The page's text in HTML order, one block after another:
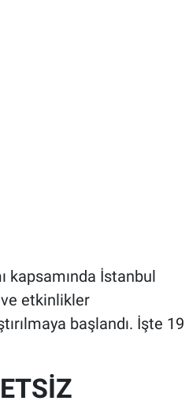
kapsamında İstanbul
etkinlikler
başlandı. İşte 19